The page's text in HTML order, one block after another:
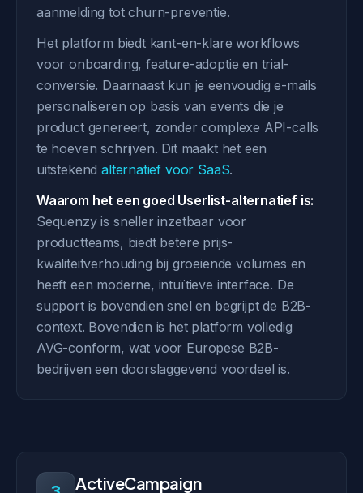
aanmelding tot churn-preventie.
Het platform biedt kant-en-klare workflows
voor onboarding, feature-adoptie en trial-
conversie. Daarnaast kun je eenvoudig e-mails
personaliseren op basis van events die je
product genereert, zonder complexe API-calls
te hoeven schrijven. Dit maakt het een
uitstekendalternatief voor SaaS.
Waarom het een goed Userlist-alternatief is:
Sequenzy is sneller inzetbaar voor
productteams, biedt betere prijs-
kwaliteitverhouding bij groeiende volumes en
heeft een moderne, intuïtieve interface. De
support is bovendien snel en begrijpt de B2B-
context. Bovendien is het platform volledig
AVG-conform, wat voor Europese B2B-
bedrijven een doorslaggevend voordeel is.
ActiveCampaign